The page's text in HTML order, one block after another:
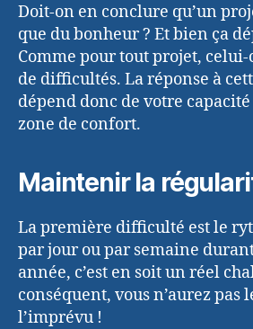
Doit-on en conclure qu’un
que du bonheur ? Et bien ça
Comme pour tout projet,
de difficultés. La réponse à
dépend donc de votre
zone de confort.
Maintenir la
La première difficulté est le
par jour ou par semaine
année, c’est en soit un réel
conséquent, vous n’aurez pas
l’imprévu !